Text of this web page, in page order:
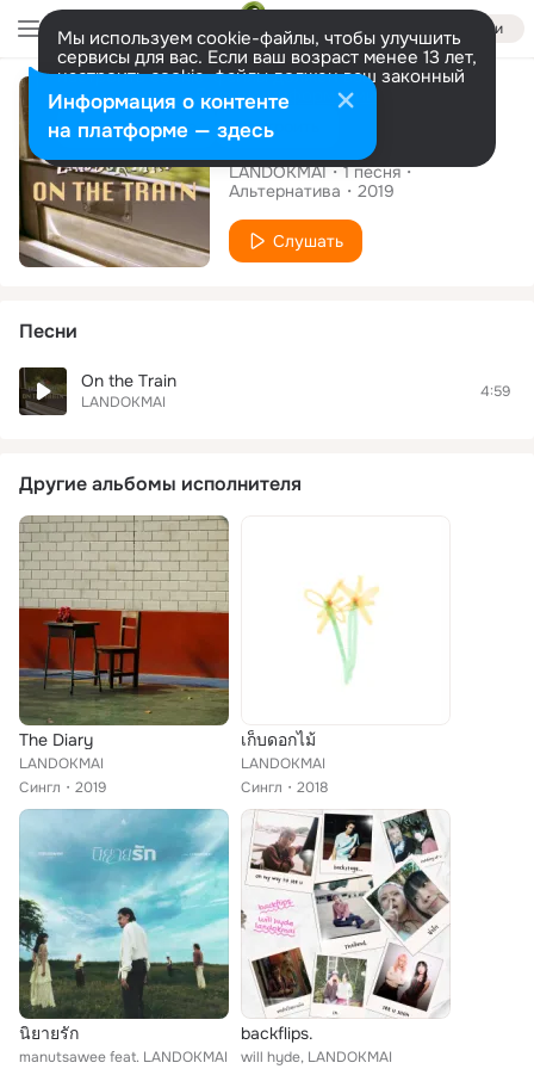
Войти
Мы используем cookie-файлы, чтобы улучшить
сервисы для вас. Если ваш возраст менее 13 лет,
настроить cookie-файлы должен ваш законный
представитель. Больше информации
Разрешить все Настроить
Сингл
On the Train
LANDOKMAI 1песня
Альтернатива
2019
Слушать
Песни
On the Train
LANDOKMAI
4:59
Другие альбомы исполнителя
The Diary
LANDOKMAI
Сингл
2019
เก็บดอกไม้
LANDOKMAI
Сингл
2018
นิยายรัก
manutsawee feat. LANDOKMAI
backflips.
will hyde, LANDOKMAI
Информация о контенте
на платформе — здесь